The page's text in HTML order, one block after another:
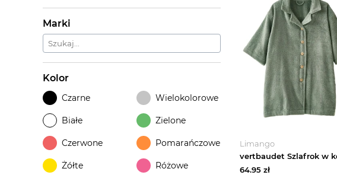
Marki
Kolor
Czarne Wielokolorowe
Białe Zielone
Czerwone Pomarańczowe
Żółte Różowe
Limango
64.95 zł